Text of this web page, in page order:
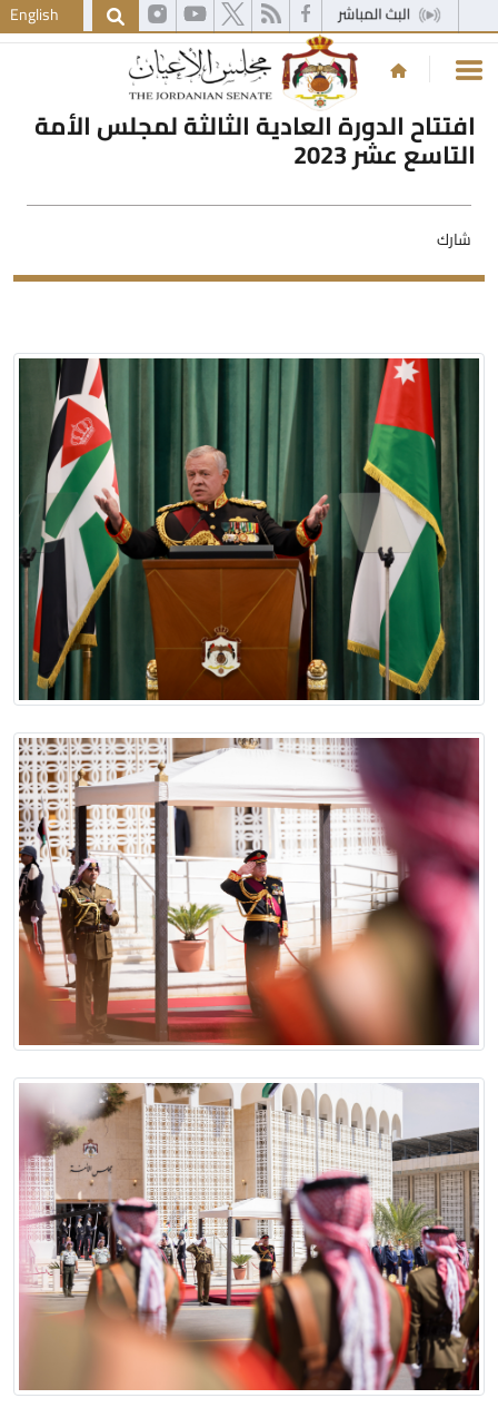
English
افتتاح الدورة العادية الثالثة لمجلس الأمة
التاسع عشر 2023
شارك